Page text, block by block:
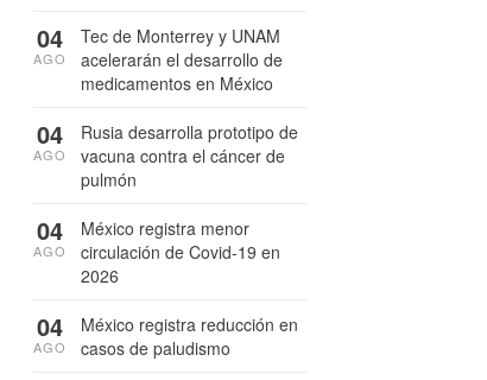
Tec de Monterrey y UNAM
acelerarán el desarrollo de
medicamentos en México
04
AGO
Rusia desarrolla prototipo de
vacuna contra el cáncer de
pulmón
04
AGO
México registra menor
circulación de Covid-19 en
2026
04
AGO
México registra reducción en
casos de paludismo
04
AGO